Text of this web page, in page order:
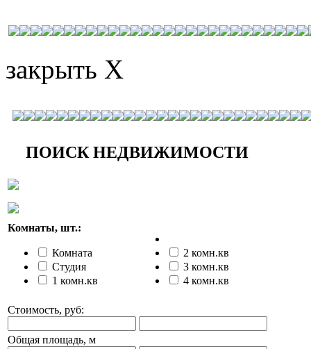
закрыть X
ПОИСК НЕДВИЖИМОСТИ
Комнаты, шт.:
Комната
Студия
1 комн.кв
2 комн.кв
3 комн.кв
4 комн.кв
Стоимость, руб:
Общая площадь, м